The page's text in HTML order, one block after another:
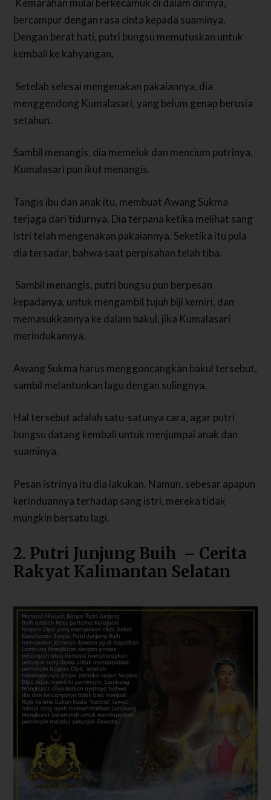
Kemarahan mulai berkecamuk di dalam dirinya,
bercampur dengan rasa cinta kepada suaminya.
Dengan berat hati, putri bungsu memutuskan untuk
kembali ke kahyangan.
Setelah selesai mengenakan pakaiannya, dia
menggendong Kumalasari, yang belum genap berusia
setahun.
Sambil menangis, dia memeluk dan mencium putrinya.
Kumalasari pun ikut menangis.
Tangis ibu dan anak itu, membuat Awang Sukma
terjaga dari tidurnya. Dia terpana ketika melihat sang
istri telah mengenakan pakaiannya. Seketika itu pula
dia tersadar, bahwa saat perpisahan telah tiba.
Sambil menangis, putri bungsu pun berpesan
kepadanya, untuk mengambil tujuh biji kemiri, dan
memasukkannya ke dalam bakul, jika Kumalasari
merindukannya.
Awang Sukma harus menggoncangkan bakul tersebut,
sambil melantunkan lagu dengan sulingnya.
Hal tersebut adalah satu-satunya cara, agar putri
bungsu datang kembali untuk menjumpai anak dan
suaminya.
Pesan istrinya itu dia lakukan. Namun, sebesar apapun
kerinduannya terhadap sang istri, mereka tidak
mungkin bersatu lagi.
2. Putri Junjung Buih – Cerita
Rakyat Kalimantan Selatan